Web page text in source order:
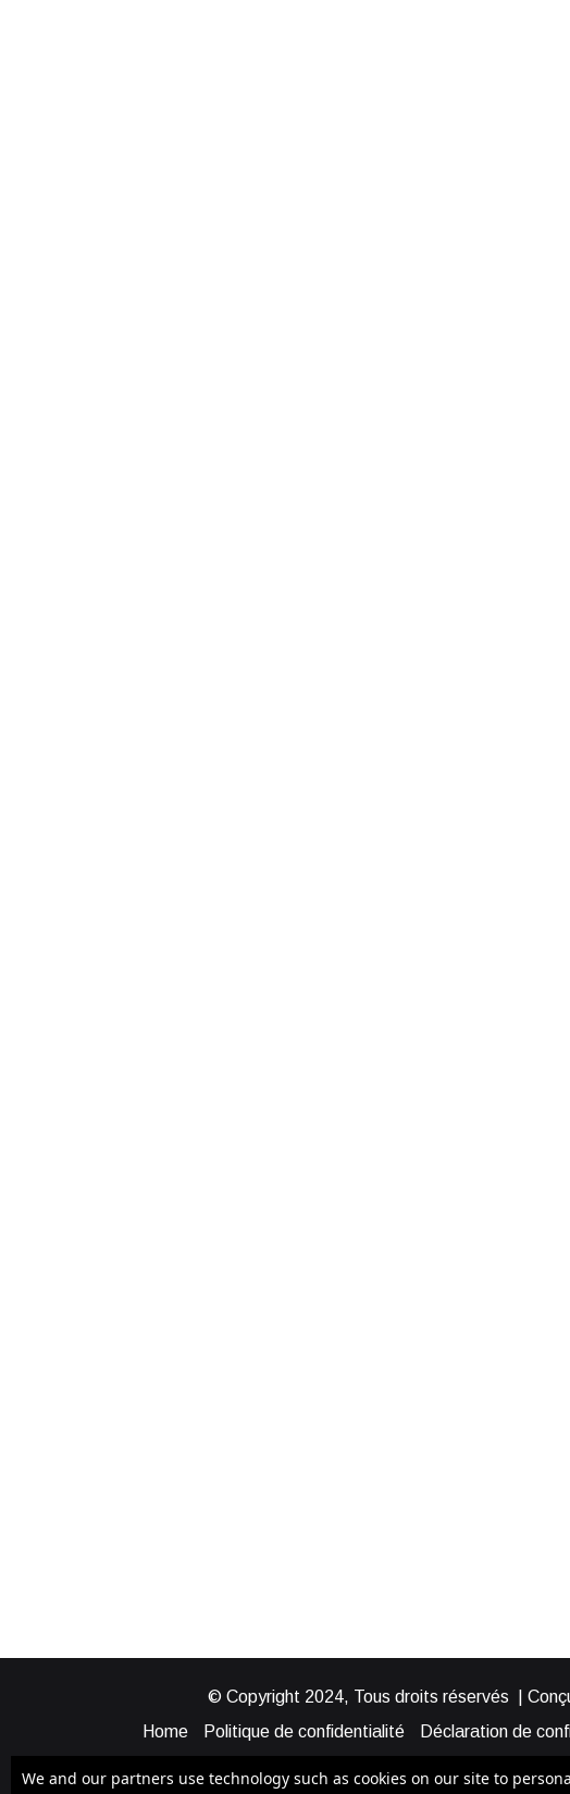
© Copyright 2024, Tous droits réservés |
Home
Politique de confidentialité Déclaration de
We and our partners use technology such as cookies on our site to